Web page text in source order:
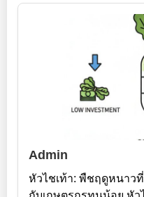
Admin
หัวไชเท้า: พืชฤดูหนาว